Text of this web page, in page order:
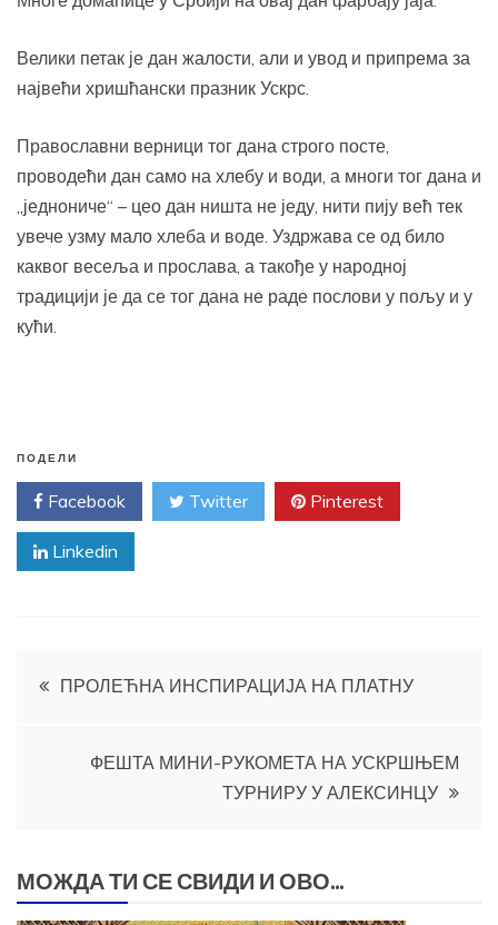
Велики петак је дан жалости, али и увод и припрема за
највећи хришћански празник Ускрс.
Православни верници тог дана строго посте,
проводећи дан само на хлебу и води, а многи тог дана и
„једнониче“ – цео дан ништа не једу, нити пију већ тек
увече узму мало хлеба и воде. Уздржава се од било
каквог весеља и прослава, а такође у народној
традицији је да се тог дана не раде послови у пољу и у
кући.
ПОДЕЛИ
Facebook Twitter Pinterest
Linkedin
Кретање
ПРОЛЕЋНА ИНСПИРАЦИЈА НА ПЛАТНУ
ФЕШТА МИНИ-РУКОМЕТА НА УСКРШЊЕМ
ТУРНИРУ У АЛЕКСИНЦУ
МОЖДА ТИ СЕ СВИДИ И ОВО...